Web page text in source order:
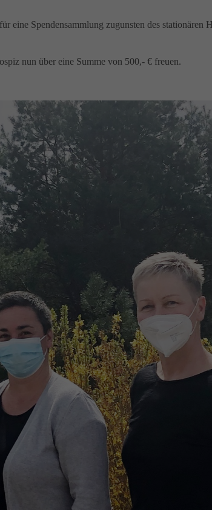
Spendensammlung zugunsten des stationären
nun über eine Summe von 500,- € freuen.